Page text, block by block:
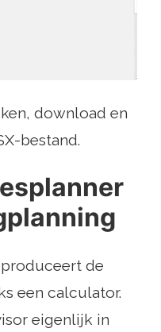
download en
bestand.
de
een calculator.
eigenlijk in